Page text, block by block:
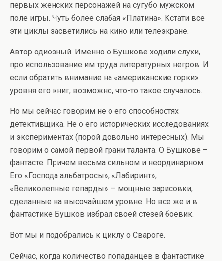
первых женских персонажей на сугубо мужском
поле игры. Чуть более слабая «Платина». Кстати все
эти циклы засветились на кино или телеэкране.
Автор одиозный. Именно о Бушкове ходили слухи,
про использование им труда литературных негров. И
если обратить внимание на «американские горки»
уровня его книг, возможно, что-то такое случалось.
Но мы сейчас говорим не о его способностях
детективщика. Не о его исторических исследованиях
и экспериментах (порой довольно интересных). Мы
говорим о самой первой грани таланта. О Бушкове –
фантасте. Причем весьма сильном и неординарном.
Его «Господа альбатросы», «Лабиринт»,
«Великолепные гепарды» — мощные зарисовки,
сделанные на высочайшем уровне. Но все же и в
фантастике Бушков избрал своей стезей боевик.
Вот мы и подобрались к циклу о Свароге.
Сейчас, когда количество попаданцев в фантастике